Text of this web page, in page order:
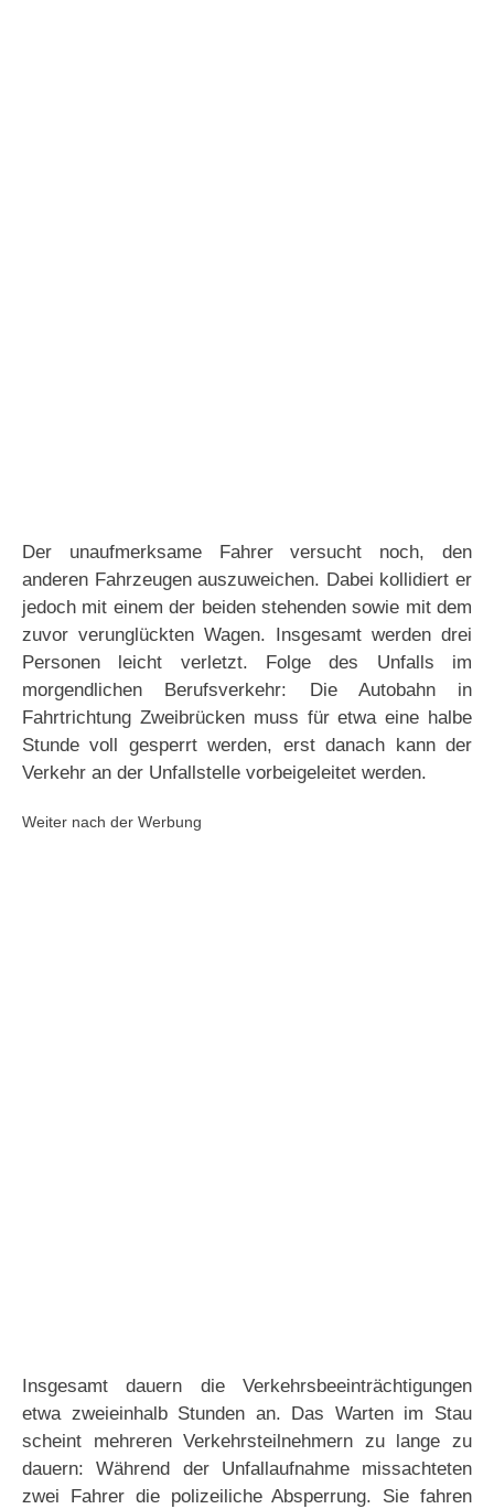
Der unaufmerksame Fahrer versucht noch, den
anderen Fahrzeugen auszuweichen. Dabei kollidiert er
jedoch mit einem der beiden stehenden sowie mit dem
zuvor verunglückten Wagen. Insgesamt werden drei
Personen leicht verletzt. Folge des Unfalls im
morgendlichen Berufsverkehr: Die Autobahn in
Fahrtrichtung Zweibrücken muss für etwa eine halbe
Stunde voll gesperrt werden, erst danach kann der
Verkehr an der Unfallstelle vorbeigeleitet werden.
Weiter nach der Werbung
Insgesamt dauern die Verkehrsbeeinträchtigungen
etwa zweieinhalb Stunden an. Das Warten im Stau
scheint mehreren Verkehrsteilnehmern zu lange zu
dauern: Während der Unfallaufnahme missachteten
zwei Fahrer die polizeiliche Absperrung. Sie fahren